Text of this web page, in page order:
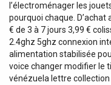
l’électroménager les
pourquoi chaque.
€ de 3 à 7 jours 3,99 €
2.4ghz 5ghz connexion
alimentation stabilisée
voice changer modifier le
vénézuela lettre